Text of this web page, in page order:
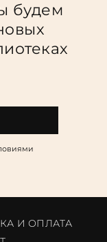
будем
И ОПЛАТА